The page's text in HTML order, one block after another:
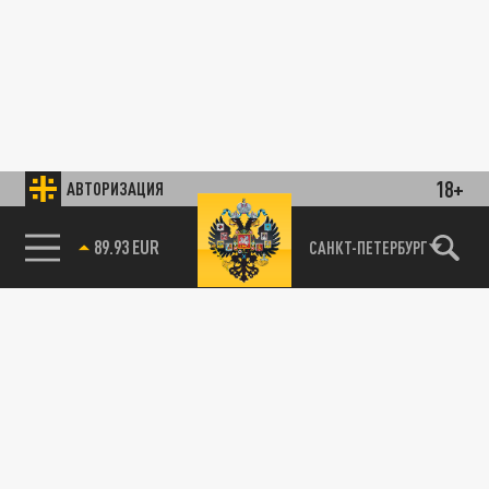
АВТОРИЗАЦИЯ 18+
89.93 EUR САНКТ-ПЕТЕРБУРГ